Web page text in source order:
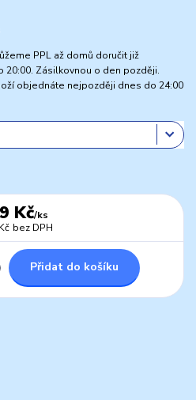
PPL až domů doručit již
20:00. Zásilkovnou o den později.
objednáte nejpozději dnes do 24:00
Kč/ks
bez DPH
Přidat do košíku